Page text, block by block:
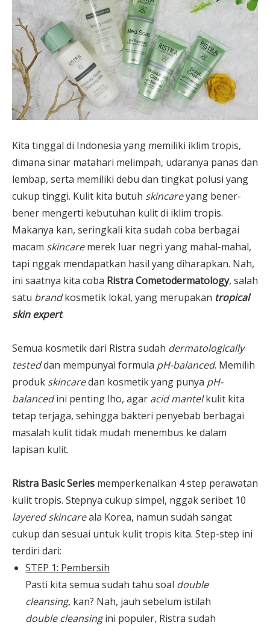
Kita tinggal di Indonesia yang memiliki iklim tropis,
dimana sinar matahari melimpah, udaranya panas dan
lembap, serta memiliki debu dan tingkat polusi yang
cukup tinggi. Kulit kita butuh skincareyang bener-
bener mengerti kebutuhan kulit di iklim tropis.
Makanya kan, seringkali kita sudah coba berbagai
macam skincaremerek luar negri yang mahal-mahal,
tapi nggak mendapatkan hasil yang diharapkan. Nah,
ini saatnya kita coba Ristra Cometodermatology, salah
satu brandkosmetik lokal, yang merupakan tropical
skin expert.
Semua kosmetik dari Ristra sudah dermatologically
testeddan mempunyai formula pH-balanced. Memilih
produk skincaredan kosmetik yang punya pH-
balancedini penting lho, agar acid mantelkulit kita
tetap terjaga, sehingga bakteri penyebab berbagai
masalah kulit tidak mudah menembus ke dalam
lapisan kulit.
Ristra Basic Series memperkenalkan 4 step perawatan
kulit tropis. Stepnya cukup simpel, nggak seribet 10
layered skincareala Korea, namun sudah sangat
cukup dan sesuai untuk kulit tropis kita. Step-step ini
terdiri dari:
STEP 1: Pembersih
Pasti kita semua sudah tahu soal double
cleansing, kan? Nah, jauh sebelum istilah
double cleansingini populer, Ristra sudah